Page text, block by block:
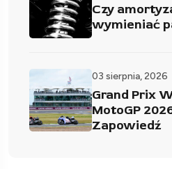
Czy
wymieniać
03 sierpnia, 2026
Grand Prix
MotoGP
Zapowiedź